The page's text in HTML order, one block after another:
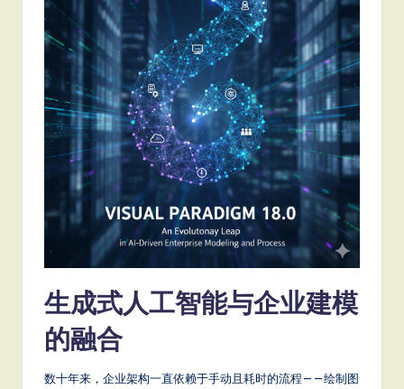
L
生成式人工智能与企业建模
的融合
数十年来，企业架构一直依赖于手动且耗时的流程——绘制图